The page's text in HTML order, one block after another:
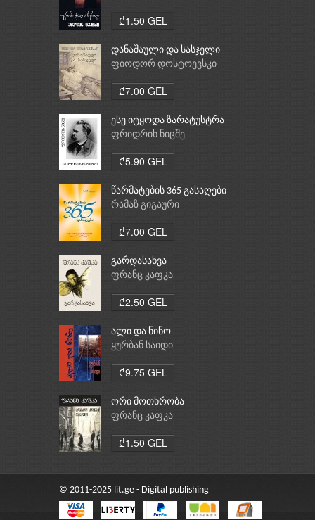
₾1.50 GEL
დანაშაული და სასჯელი
ფიოდორ დოსტოევსკი
₾7.00 GEL
ესე იტყოდა ზარატუსტრა
ფრიდრიხ ნიცშე
₾5.90 GEL
წარმატების 365 გასაღები
რამაზ გიგაური
₾7.00 GEL
გარდასახვა
ფრანც კაფკა
₾2.50 GEL
ალი და ნინო
ყურბან საიდი
₾9.75 GEL
ორი მოთხრობა
ფრანც კაფკა
₾1.50 GEL
© 2011-2025 lit.ge - Digital publishing